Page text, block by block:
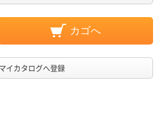
カゴへ
マイカタログへ登録